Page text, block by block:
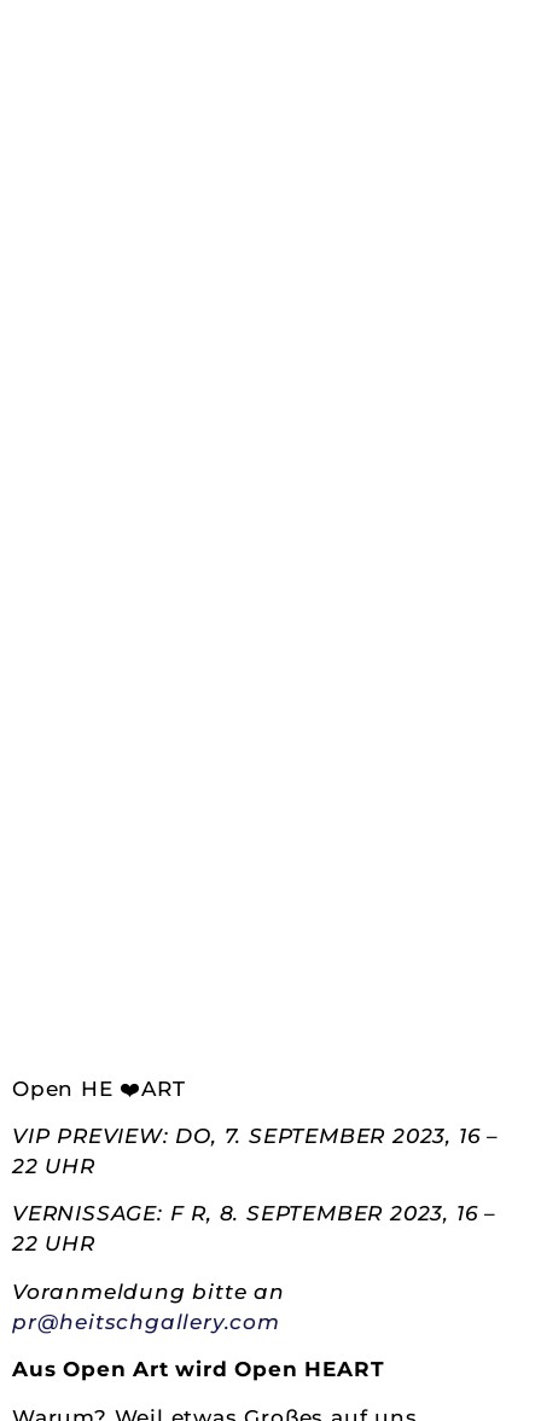
Open HE ❤️ART
VIP PREVIEW: DO, 7.SEPTEMBER 2023, 16 –
22 UHR
VERNISSAGE: F R, 8.SEPTEMBER 2023, 16 –
22 UHR
Voranmeldung bitte an
pr@heitschgallery.com
Aus Open Art wird Open HEART